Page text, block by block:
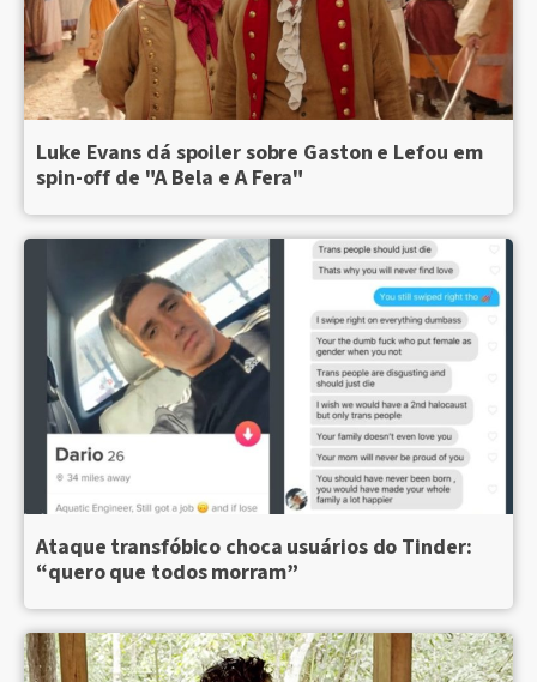
Luke Evans dá spoiler sobre Gaston e Lefou em
spin-off de "A Bela e A Fera"
Ataque transfóbico choca usuários do Tinder:
“quero que todos morram”